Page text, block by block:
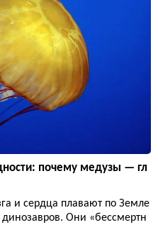
почему медузы — гл
и сердца плавают по Земле
Они «бессмертн